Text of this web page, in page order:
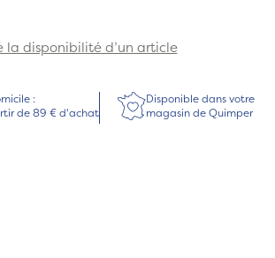
la disponibilité d’un article
:
de 89 € d'achat
Disponible dans votre
magasin de Quimper